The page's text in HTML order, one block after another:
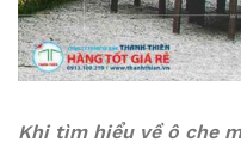
Khi tìm hiểu về ô che